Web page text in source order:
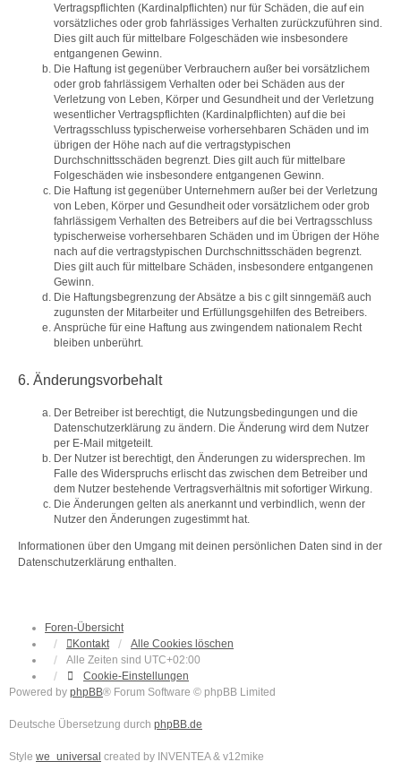
Vertragspflichten (Kardinalpflichten) nur für Schäden, die auf ein
vorsätzliches oder grob fahrlässiges Verhalten zurückzuführen sind.
Dies gilt auch für mittelbare Folgeschäden wie insbesondere
entgangenen Gewinn.
Die Haftung ist gegenüber Verbrauchern außer bei vorsätzlichem
oder grob fahrlässigem Verhalten oder bei Schäden aus der
Verletzung von Leben, Körper und Gesundheit und der Verletzung
wesentlicher Vertragspflichten (Kardinalpflichten) auf die bei
Vertragsschluss typischerweise vorhersehbaren Schäden und im
übrigen der Höhe nach auf die vertragstypischen
Durchschnittsschäden begrenzt. Dies gilt auch für mittelbare
Folgeschäden wie insbesondere entgangenen Gewinn.
Die Haftung ist gegenüber Unternehmern außer bei der Verletzung
von Leben, Körper und Gesundheit oder vorsätzlichem oder grob
fahrlässigem Verhalten des Betreibers auf die bei Vertragsschluss
typischerweise vorhersehbaren Schäden und im Übrigen der Höhe
nach auf die vertragstypischen Durchschnittsschäden begrenzt.
Dies gilt auch für mittelbare Schäden, insbesondere entgangenen
Gewinn.
Die Haftungsbegrenzung der Absätze a bis c gilt sinngemäß auch
zugunsten der Mitarbeiter und Erfüllungsgehilfen des Betreibers.
Ansprüche für eine Haftung aus zwingendem nationalem Recht
bleiben unberührt.
6. Änderungsvorbehalt
Der Betreiber ist berechtigt, die Nutzungsbedingungen und die
Datenschutzerklärung zu ändern. Die Änderung wird dem Nutzer
per E-Mail mitgeteilt.
Der Nutzer ist berechtigt, den Änderungen zu widersprechen. Im
Falle des Widerspruchs erlischt das zwischen dem Betreiber und
dem Nutzer bestehende Vertragsverhältnis mit sofortiger Wirkung.
Die Änderungen gelten als anerkannt und verbindlich, wenn der
Nutzer den Änderungen zugestimmt hat.
Informationen über den Umgang mit deinen persönlichen Daten sind in der
Datenschutzerklärung enthalten.
Foren-Übersicht
Kontakt
Alle Cookies löschen
Alle Zeiten sind UTC+02:00
Cookie-Einstellungen
Powered by phpBB® Forum Software © phpBB Limited
Deutsche Übersetzung durch phpBB.de
Style we_universal created by INVENTEA & v12mike